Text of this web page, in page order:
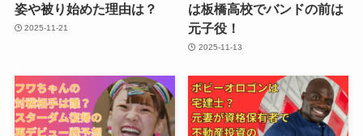
姿や被り始めた理由は？
2025-11-21
は板橋高校でバンドの前は
元子役！
2025-11-13